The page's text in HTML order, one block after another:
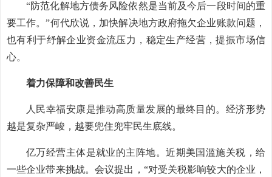
“防范化解地方债务风险依然是当前及今后一段时间的重
要工作。”何代欣说，加快解决地方政府拖欠企业账款问题，
也有利于纾解企业资金流压力，稳定生产经营，提振市场信
心。
着力保障和改善民生
人民幸福安康是推动高质量发展的最终目的。经济形势
越是复杂严峻，越要兜住兜牢民生底线。
亿万经营主体是就业的主阵地。近期美国滥施关税，给
一些企业带来挑战。会议提出，“对受关税影响较大的企业，